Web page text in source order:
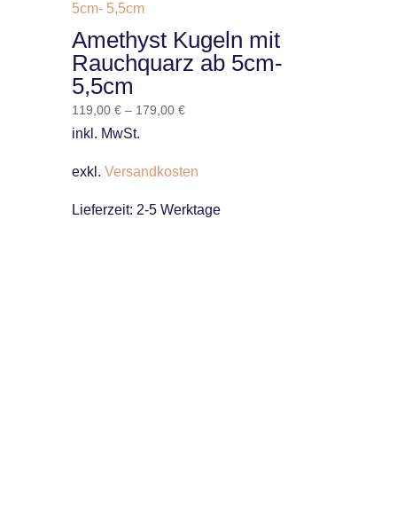
Amethyst Kugeln mit
Rauchquarz ab 5cm-
5,5cm
119,00 €– 179,00 €
inkl. MwSt.
exkl. Versandkosten
Lieferzeit: 2-5 Werktage